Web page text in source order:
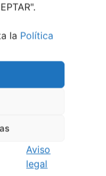
la Política
Aviso
legal